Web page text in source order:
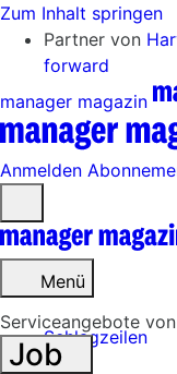
Zum Inhalt springen
Partner von
forward
manager magazin
Anmelden
öffnen
Menü
Schlagzeilen
Serviceangebote
Job